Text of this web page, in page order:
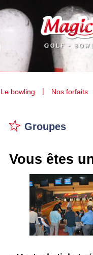
Le bowling | Nos forfaits
Groupes
Vous êtes